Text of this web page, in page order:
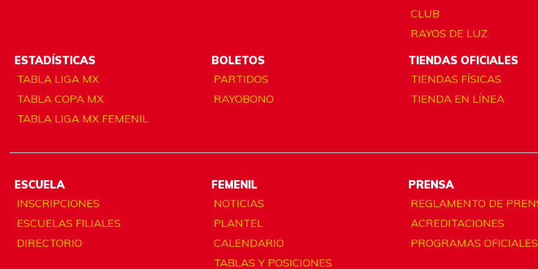
CLUB
RAYOS DE LUZ
ESTADÍSTICAS
TABLA LIGA MX
TABLA COPA MX
TABLA LIGA MX FEMENIL
BOLETOS
PARTIDOS
RAYOBONO
TIENDAS OFICIALES
TIENDAS FÍSICAS
TIENDA EN LÍNEA
ESCUELA
INSCRIPCIONES
ESCUELAS FILIALES
DIRECTORIO
FEMENIL
NOTICIAS
PLANTEL
CALENDARIO
TABLAS Y POSICIONES
PRENSA
REGLAMENTO DE
ACREDITACIONES
PROGRAMAS OFICIALES